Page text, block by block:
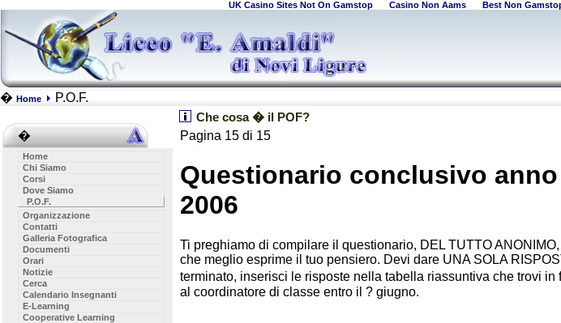
UK Casino Sites Not On Gamstop Casino Non Aams Best Non
� Home P.O.F.
�
Home
Chi Siamo
Corsi
Dove Siamo
P.O.F.
Organizzazione
Contatti
Galleria Fotografica
Documenti
Orari
Notizie
Cerca
Calendario Insegnanti
E-Learning
Cooperative Learning
Che cosa � il POF?
Pagina 15 di 15
Questionario conclusivo
2006
Ti preghiamo di compilare il questionario, DEL TUTTO
che meglio esprime il tuo pensiero. Devi dare UNA SOLA
terminato, inserisci le risposte nella tabella riassuntiva che trovi
al coordinatore di classe entro il ? giugno.